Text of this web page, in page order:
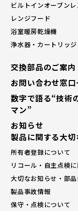
ビルトインオーブン
レンジフード
浴室暖房乾燥機
浄水器・カートリッジ
交換部品のご案内
お問い合わせ窓
数字で語る“技術
マン”
お知らせ
製品に関する大
所有者登録について
リコール・自主点検
大切なお知らせ・部
製品事故情報
保守・点検について